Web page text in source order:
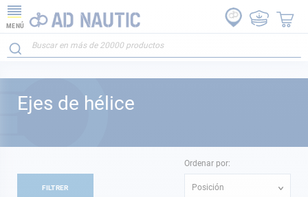
MENÚ
Ejes de hélice
Ordenar por:
Posición
FILTRER